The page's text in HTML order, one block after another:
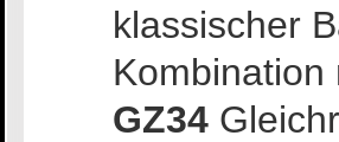
klassischer
Kombination
GZ34